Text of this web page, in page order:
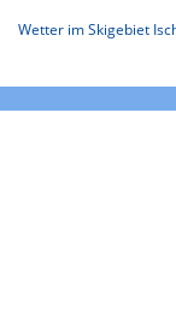
Wetter im Skigebiet